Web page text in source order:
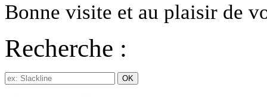
Bonne visite et au plaisir de
Recherche :